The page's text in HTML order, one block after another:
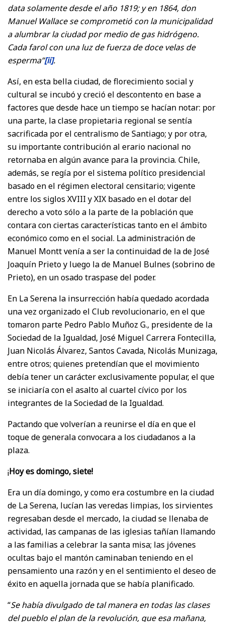
data solamente desde el año 1819; y en 1864, don
Manuel Wallace se comprometió con la municipalidad
a alumbrar la ciudad por medio de gas hidrógeno.
Cada farol con una luz de fuerza de doce velas de
esperma”[ii].
Así, en esta bella ciudad, de florecimiento social y
cultural se incubó y creció el descontento en base a
factores que desde hace un tiempo se hacían notar: por
una parte, la clase propietaria regional se sentía
sacrificada por el centralismo de Santiago; y por otra,
su importante contribución al erario nacional no
retornaba en algún avance para la provincia. Chile,
además, se regía por el sistema político presidencial
basado en el régimen electoral censitario; vigente
entre los siglos XVIII y XIX basado en el dotar del
derecho a voto sólo a la parte de la población que
contara con ciertas características tanto en el ámbito
económico como en el social. La administración de
Manuel Montt venía a ser la continuidad de la de José
Joaquín Prieto y luego la de Manuel Bulnes (sobrino de
Prieto), en un osado traspase del poder.
En La Serena la insurrección había quedado acordada
una vez organizado el Club revolucionario, en el que
tomaron parte Pedro Pablo Muñoz G., presidente de la
Sociedad de la Igualdad, José Miguel Carrera Fontecilla,
Juan Nicolás Álvarez, Santos Cavada, Nicolás Munizaga,
entre otros; quienes pretendían que el movimiento
debía tener un carácter exclusivamente popular, el que
se iniciaría con el asalto al cuartel cívico por los
integrantes de la Sociedad de la Igualdad.
Pactando que volverían a reunirse el día en que el
toque de generala convocara a los ciudadanos a la
plaza.
¡Hoy es domingo, siete!
Era un día domingo, y como era costumbre en la ciudad
de La Serena, lucían las veredas limpias, los sirvientes
regresaban desde el mercado, la ciudad se llenaba de
actividad, las campanas de las iglesias tañían llamando
a las familias a celebrar la santa misa; las jóvenes
ocultas bajo el mantón caminaban teniendo en el
pensamiento una razón y en el sentimiento el deseo de
éxito en aquella jornada que se había planificado.
“Se había divulgado de tal manera en todas las clases
del pueblo el plan de la revolución, que esa mañana,